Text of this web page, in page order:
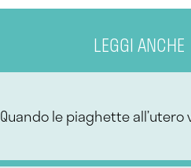
LEGGI ANCHE
Quando le piaghette